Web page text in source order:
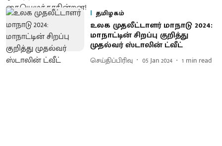
தமிழகம்
உலக முதலீட்டாளர் மாநாடு 2024:
மாநாட்டின் சிறப்பு குறித்து
முதல்வர் ஸ்டாலின் ட்வீட்
செய்திப்பிரிவு 05 Jan 2024 1 min read